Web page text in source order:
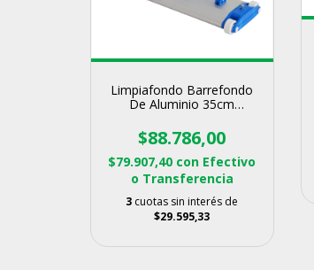
Limpiafondo Barrefondo
De Aluminio 35cm
$88.786,00
$79.907,40 con Efectivo
o Transferencia
3 cuotas sin interés de
$29.595,33